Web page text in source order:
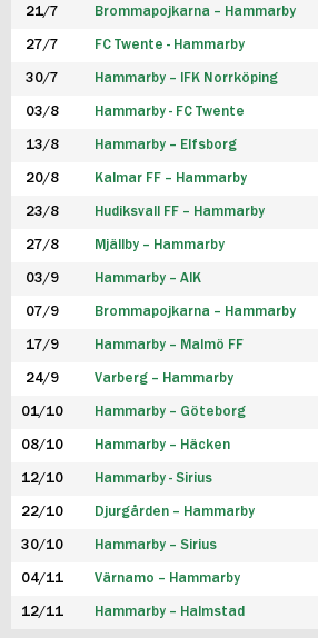
21/7 Brommapojkarna – Hammarby
27/7 FC Twente - Hammarby
30/7 Hammarby – IFK Norrköping
03/8 Hammarby - FC Twente
13/8 Hammarby – Elfsborg
20/8 Kalmar FF – Hammarby
23/8 Hudiksvall FF – Hammarby
27/8 Mjällby – Hammarby
03/9 Hammarby – AIK
07/9 Brommapojkarna – Hammarby
17/9 Hammarby – Malmö FF
24/9 Varberg – Hammarby
01/10 Hammarby – Göteborg
08/10 Hammarby – Häcken
12/10 Hammarby - Sirius
22/10 Djurgården – Hammarby
30/10 Hammarby – Sirius
04/11 Värnamo – Hammarby
12/11 Hammarby – Halmstad